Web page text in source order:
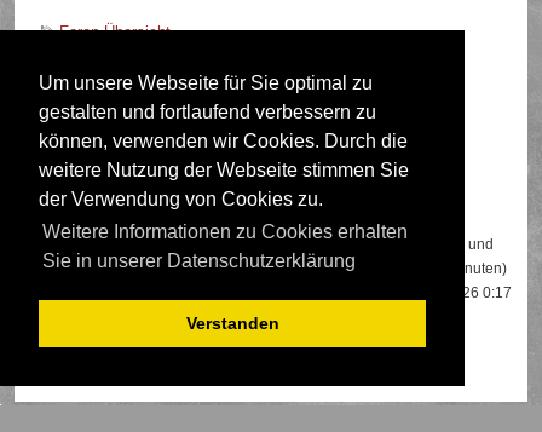
Um unsere Webseite für Sie optimal zu
gestalten und fortlaufend verbessern zu
können, verwenden wir Cookies. Durch die
weitere Nutzung der Webseite stimmen Sie
der Verwendung von Cookies zu.
Weitere Informationen zu Cookies erhalten
Sie in unserer Datenschutzerklärung
Verstanden
Foren-Übersicht
Deutsche Übersetzung durchphpBB.de
Wer ist online?
Insgesamt sind417Besucher online: 3 registrierte, 0 unsichtbare und
414 Gäste (basierend auf den aktiven Besuchern der letzten 5 Minuten)
Besuchern, die am 13.04.2026 0:17
gleichzeitig online waren.